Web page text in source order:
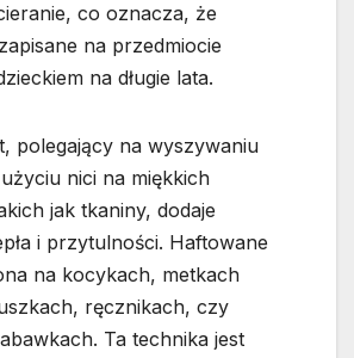
co oznacza, że
na przedmiocie
na długie lata.
polegający na wyszywaniu
nici na miękkich
jak tkaniny, dodaje
i przytulności. Haftowane
na kocykach, metkach
ręcznikach, czy
Ta technika jest